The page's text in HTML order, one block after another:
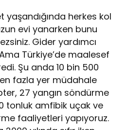
yaşandığında herkes kol
evi yanarken bunu
Gider yardımcı
Ama Türkiye’de maalesef
Şu anda 10 bin 500
fazla yer müdahale
27 yangın söndürme
tonluk amfibik uçak ve
faaliyetleri yapıyoruz.